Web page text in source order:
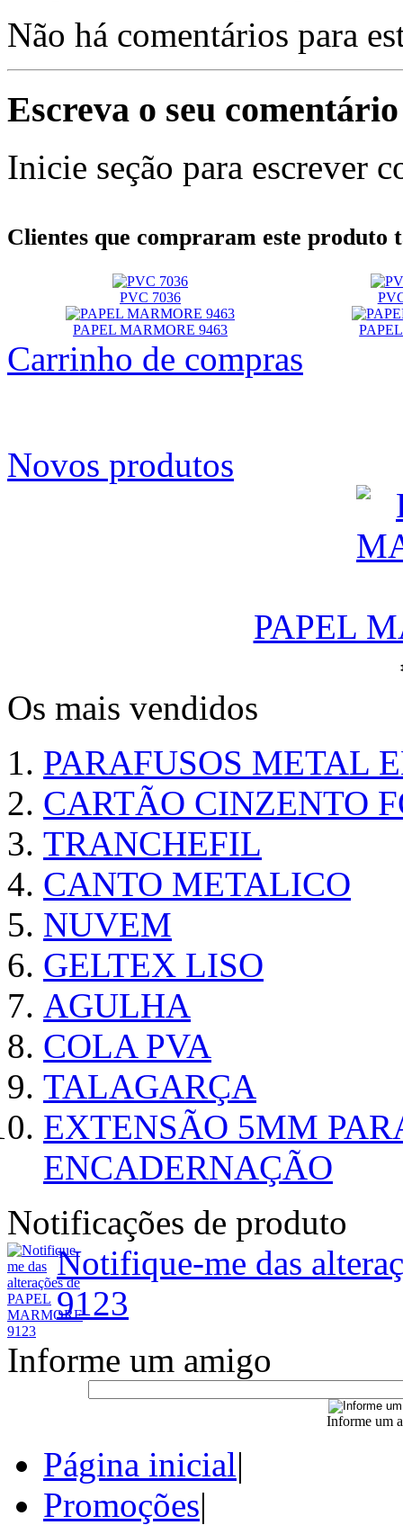
Não há comentários para
Escreva o seu comentário
Inicie seção para escrever
Clientes que compraram este produto
PVC 7036
PAPEL MARMORE 9463
Carrinho de compras
Novos produtos
PAPEL
Os mais vendidos
PARAFUSOS METAL
CARTÃO CINZENTO
TRANCHEFIL
CANTO METALICO
NUVEM
GELTEX LISO
AGULHA
COLA PVA
TALAGARÇA
EXTENSÃO 5MM
ENCADERNAÇÃO
Notificações de produto
Notifique-me das
9123
Informe um amigo
Informe um
Página inicial|
Promoções|